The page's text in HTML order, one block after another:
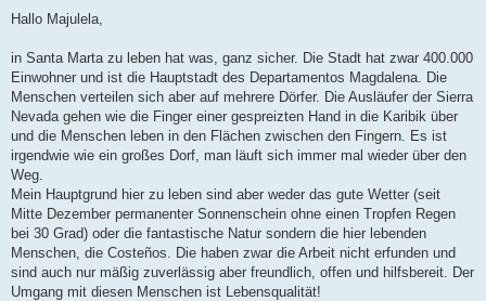
i
a
Hallo Majulela,
in Santa Marta zu leben hat was, ganz sicher. Die Stadt hat zwar 400.000
Einwohner und ist die Hauptstadt des Departamentos Magdalena. Die
Menschen verteilen sich aber auf mehrere Dörfer. Die Ausläufer der Sierra
Nevada gehen wie die Finger einer gespreizten Hand in die Karibik über
und die Menschen leben in den Flächen zwischen den Fingern. Es ist
irgendwie wie ein großes Dorf, man läuft sich immer mal wieder über den
Weg.
Mein Hauptgrund hier zu leben sind aber weder das gute Wetter (seit
Mitte Dezember permanenter Sonnenschein ohne einen Tropfen Regen
bei 30 Grad) oder die fantastische Natur sondern die hier lebenden
Menschen, die Costeños. Die haben zwar die Arbeit nicht erfunden und
sind auch nur mäßig zuverlässig aber freundlich, offen und hilfsbereit. Der
Umgang mit diesen Menschen ist Lebensqualität!